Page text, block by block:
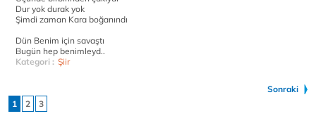
Dur yok durak yok
Şimdi zaman Kara boğanındı
Dün Benim için savaştı
Bugün hep benimleyd..
Kategori : Şiir
Sonraki
1
2 3